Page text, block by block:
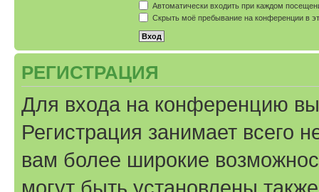
Автоматически входить при каждом
Скрыть моё пребывание на конференции в
РЕГИСТРАЦИЯ
Для входа на конференцию
Регистрация занимает всего
вам более широкие